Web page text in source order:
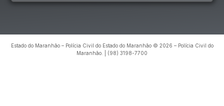
Estado do Maranhão – Polícia Civil do Estado do Maranhão © 2026 – Polícia Civil do
Maranhão. | (98) 3198-7700